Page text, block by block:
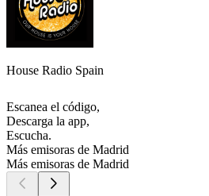
House Radio Spain
Escanea el código,
Descarga la app,
Escucha.
Más emisoras de Madrid
Más emisoras de Madrid